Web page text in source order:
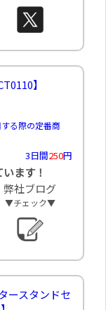
】
る際の定番商
3日間250円
ます！
弊社ブログ
▼チェック▼
ースタンドセ